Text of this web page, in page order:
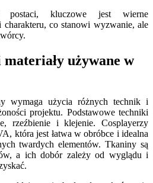
postaci, kluczowe jest wierne
co stanowi wyzwanie, ale
używane w
wymaga użycia różnych technik i
projektu. Podstawowe techniki
rzeźbienie i klejenie. Cosplayerzy
która jest łatwa w obróbce i idealna
twardych elementów. Tkaniny są
a ich dobór zależy od wyglądu i